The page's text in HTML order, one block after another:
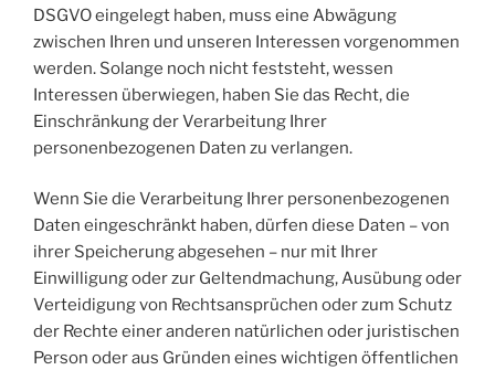
DSGVO eingelegt haben, muss eine Abwägung
zwischen Ihren und unseren Interessen vorgenommen
werden. Solange noch nicht feststeht, wessen
Interessen überwiegen, haben Sie das Recht, die
Einschränkung der Verarbeitung Ihrer
personenbezogenen Daten zu verlangen.
Wenn Sie die Verarbeitung Ihrer personenbezogenen
Daten eingeschränkt haben, dürfen diese Daten – von
ihrer Speicherung abgesehen – nur mit Ihrer
Einwilligung oder zur Geltendmachung, Ausübung oder
Verteidigung von Rechtsansprüchen oder zum Schutz
der Rechte einer anderen natürlichen oder juristischen
Person oder aus Gründen eines wichtigen öffentlichen